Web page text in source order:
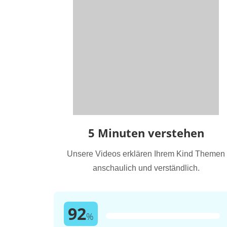
5 Minuten verstehen
Unsere Videos erklären Ihrem Kind Themen
anschaulich und verständlich.
92%